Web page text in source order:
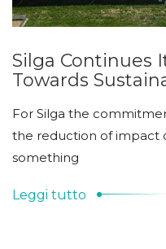
Silga Continues
Towards
For Silga the
the reduction of impact
something
Leggi tutto